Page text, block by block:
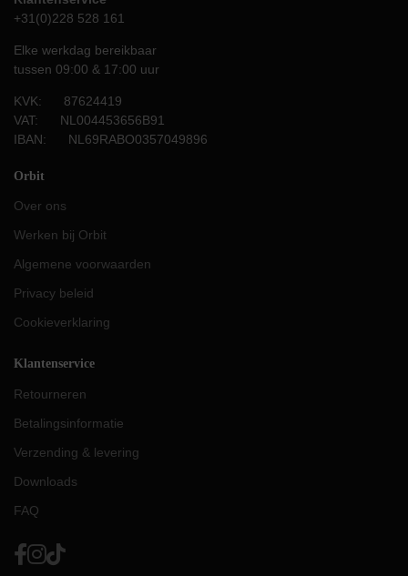
+31(0)228 528 161
Elke werkdag bereikbaar
tussen 09:00 & 17:00 uur
KVK: 87624419
VAT: NL004453656B91
IBAN: NL69RABO0357049896
Orbit
Over ons
Werken bij Orbit
Algemene voorwaarden
Privacy beleid
Cookieverklaring
Klantenservice
Retourneren
Betalingsinformatie
Verzending & levering
Downloads
FAQ